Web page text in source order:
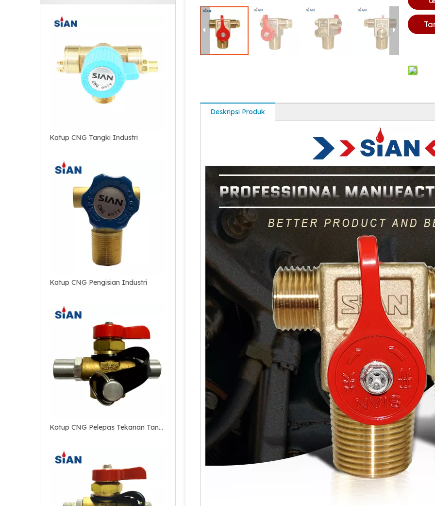
Katup CNG Tangki Industri
Katup CNG Pengisian Industri
Katup CNG Pelepas Tekanan Tangki Industri
Deskripsi Produk